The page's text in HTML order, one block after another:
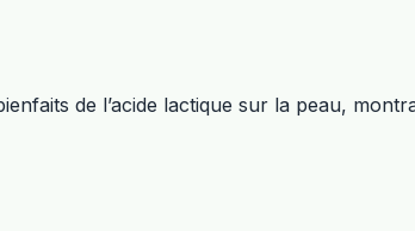
de l’acide lactique sur la peau,